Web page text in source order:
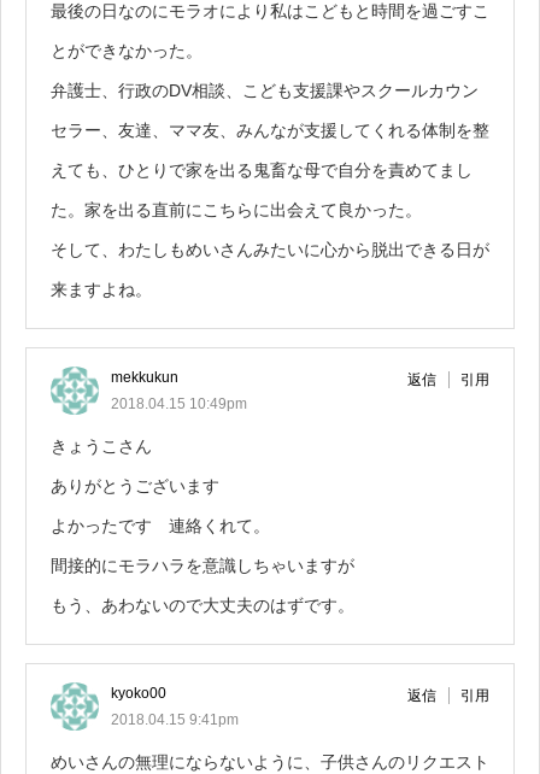
最後の日なのにモラオにより私はこどもと時間を過ごすこ
とができなかった。
弁護士、行政のDV相談、こども支援課やスクールカウン
セラー、友達、ママ友、みんなが支援してくれる体制を整
えても、ひとりで家を出る鬼畜な母で自分を責めてまし
た。家を出る直前にこちらに出会えて良かった。
そして、わたしもめいさんみたいに心から脱出できる日が
来ますよね。
mekkukun
2018.04.15 10:49pm
返信 引用
きょうこさん
ありがとうございます
よかったです 連絡くれて。
間接的にモラハラを意識しちゃいますが
もう、あわないので大丈夫のはずです。
kyoko00
2018.04.15 9:41pm
返信 引用
めいさんの無理にならないように、子供さんのリクエスト